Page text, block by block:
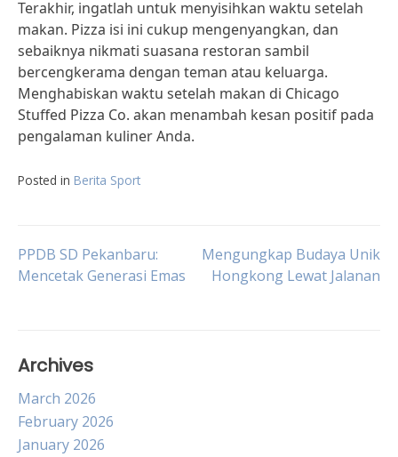
Terakhir, ingatlah untuk menyisihkan waktu setelah
makan. Pizza isi ini cukup mengenyangkan, dan
sebaiknya nikmati suasana restoran sambil
bercengkerama dengan teman atau keluarga.
Menghabiskan waktu setelah makan di Chicago
Stuffed Pizza Co. akan menambah kesan positif pada
pengalaman kuliner Anda.
Posted in Berita Sport
Post
PPDB SD Pekanbaru:
Mencetak Generasi Emas
Mengungkap Budaya Unik
Hongkong Lewat Jalanan
Archives
March 2026
February 2026
January 2026